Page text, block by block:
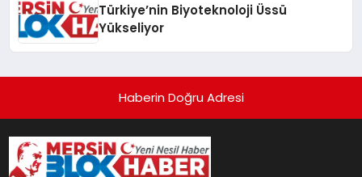
Türkiye’nin Biyoteknoloji Üssü
Yükseliyor
Haberin Doğru Adresi